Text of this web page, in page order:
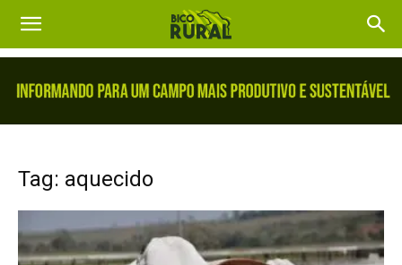
Tag: aquecido